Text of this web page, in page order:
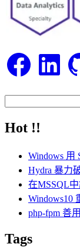
FacebookLinkedIn
關
Hot !!
Windows 用
Hydra 暴力
在MSSQL
Windows10
php-fpm 善
Tags